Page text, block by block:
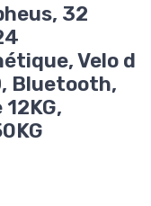
32
Velo d
Bluetooth,